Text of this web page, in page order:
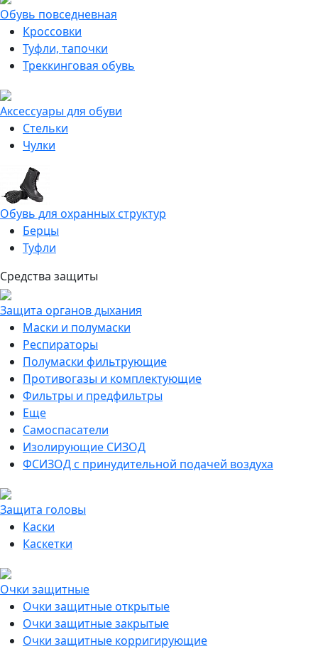
Обувь повседневная
Кроссовки
Туфли, тапочки
Треккинговая обувь
Аксессуары для обуви
Стельки
Чулки
Обувь для охранных структур
Берцы
Туфли
Средства защиты
Защита органов дыхания
Маски и полумаски
Респираторы
Полумаски фильтрующие
Противогазы и комплектующие
Фильтры и предфильтры
Еще
Самоспасатели
Изолирующие СИЗОД
ФСИЗОД с принудительной подачей воздуха
Защита головы
Каски
Каскетки
Очки защитные
Очки защитные открытые
Очки защитные закрытые
Очки защитные корригирующие